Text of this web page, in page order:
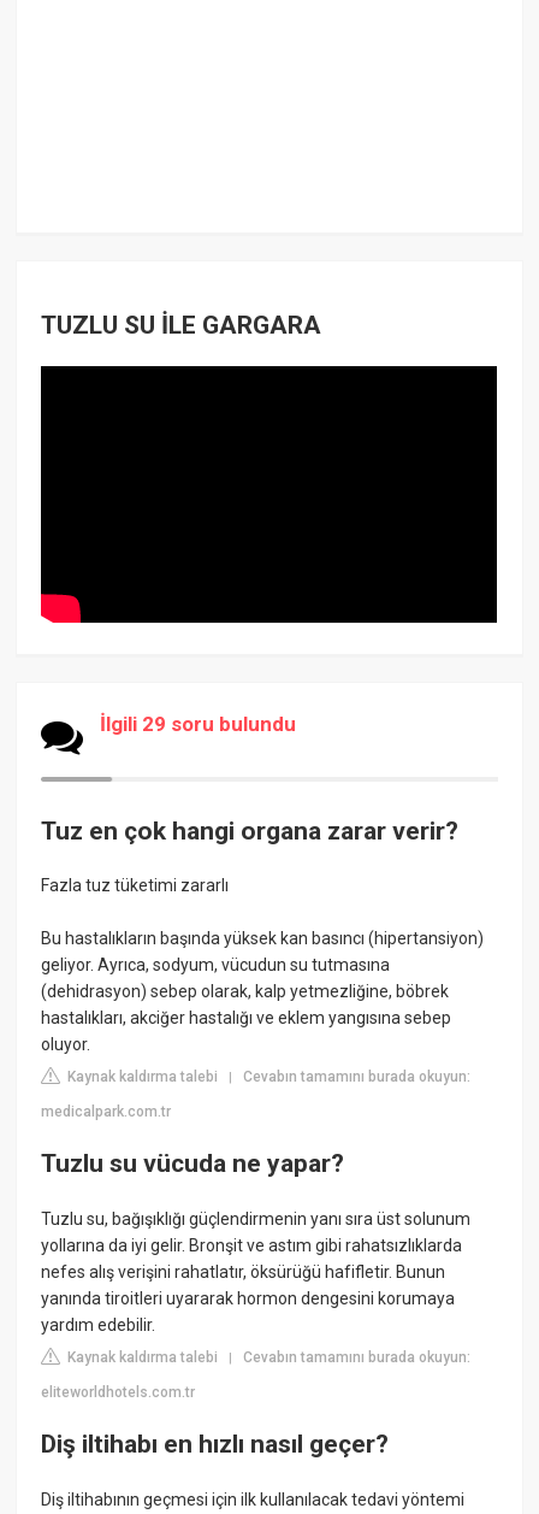
TUZLU SU İLE GARGARA
İlgili 29 soru bulundu
Tuz en çok hangi organa zarar verir?
Fazla tuz tüketimi zararlı
Bu hastalıkların başında yüksek kan basıncı (hipertansiyon)
geliyor. Ayrıca, sodyum, vücudun su tutmasına
(dehidrasyon) sebep olarak, kalp yetmezliğine, böbrek
hastalıkları, akciğer hastalığı ve eklem yangısına sebep
oluyor.
Kaynak kaldırma talebi |Cevabın tamamını burada okuyun:
medicalpark.com.tr
Tuzlu su vücuda ne yapar?
Tuzlu su, bağışıklığı güçlendirmenin yanı sıra üst solunum
yollarına da iyi gelir. Bronşit ve astım gibi rahatsızlıklarda
nefes alış verişini rahatlatır, öksürüğü hafifletir. Bunun
yanında tiroitleri uyararak hormon dengesini korumaya
yardım edebilir.
Kaynak kaldırma talebi |Cevabın tamamını burada okuyun:
eliteworldhotels.com.tr
Diş iltihabı en hızlı nasıl geçer?
Diş iltihabının geçmesi için ilk kullanılacak tedavi yöntemi